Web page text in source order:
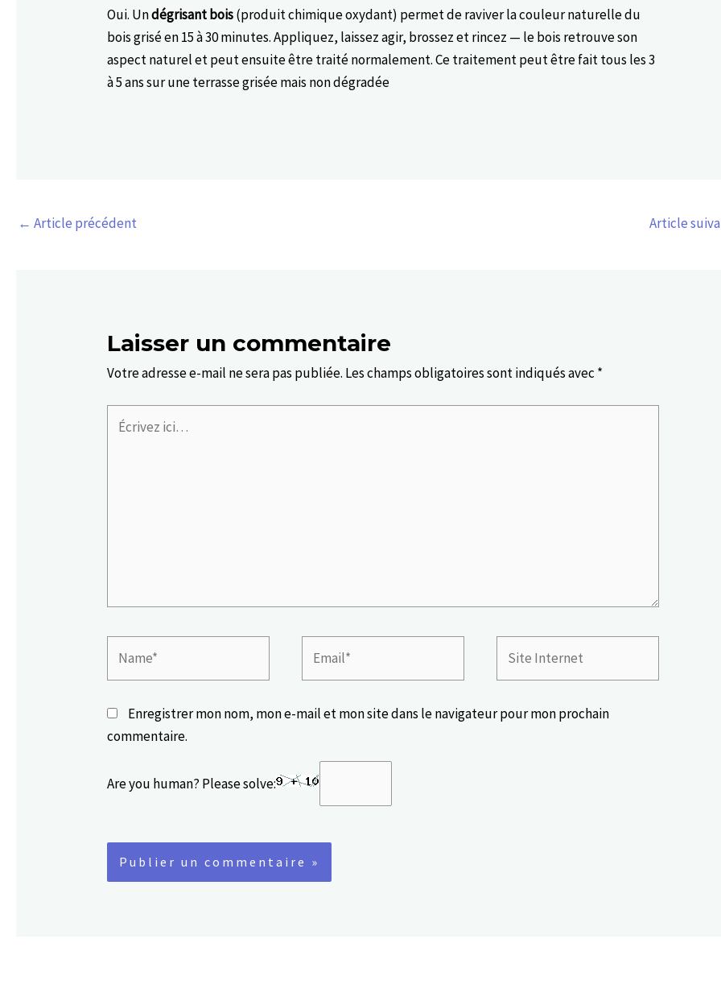
Oui. Undégrisant bois(produit chimique oxydant) permet de raviver la couleur naturelle du
bois grisé en 15 à 30 minutes. Appliquez, laissez agir, brossez et rincez — le bois retrouve son
aspect naturel et peut ensuite être traité normalement. Ce traitement peut être fait tous les 3
à 5 ans sur une terrasse grisée mais non dégradée
← Article précédent Article
Laisser un commentaire
Votre adresse e-mail ne sera pas publiée. Les champs obligatoires sont indiqués avec *
Écrivez
ici…
Internet
Enregistrer mon nom, mon e-mail et mon site dans le navigateur pour mon prochain
commentaire.
Are you human? Please solve: